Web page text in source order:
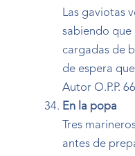
Las gaviotas
sabiendo que
cargadas de
de espera
Autor O.P.P.
En la popa
Tres
antes de